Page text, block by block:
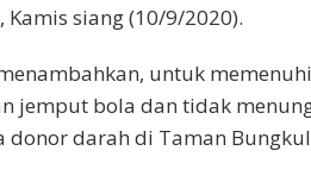
Kamis siang (10/9/2020).
untuk
jemput bola dan tidak
donor darah di Taman